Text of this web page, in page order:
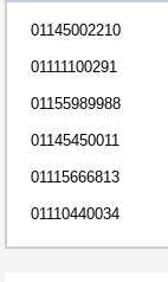
01145002210
01111100291
01155989988
01145450011
01115666813
01110440034